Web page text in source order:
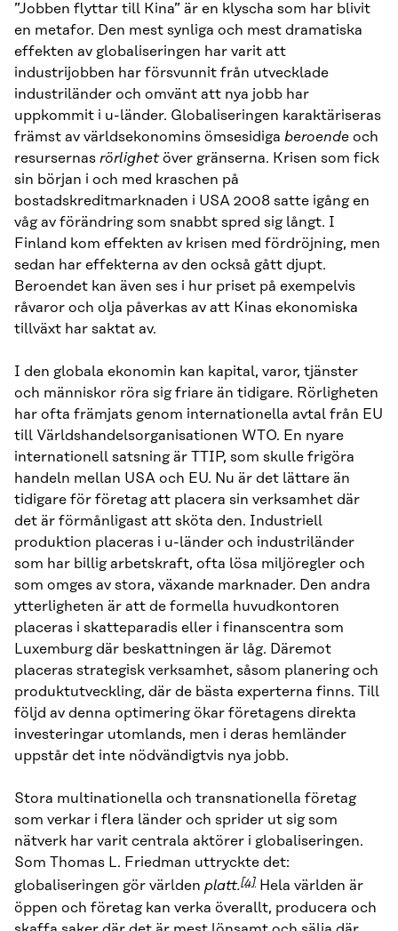
”Jobben flyttar till Kina” är en klyscha som har blivit
en metafor. Den mest synliga och mest dramatiska
effekten av globaliseringen har varit att
industrijobben har försvunnit från utvecklade
industriländer och omvänt att nya jobb har
uppkommit i u-länder. Globaliseringen karaktäriseras
främst av världsekonomins ömsesidiga beroende och
resursernas rörlighetöver gränserna. Krisen som fick
sin början i och med kraschen på
bostadskreditmarknaden i USA 2008 satte igång en
våg av förändring som snabbt spred sig långt. I
Finland kom effekten av krisen med fördröjning, men
sedan har effekterna av den också gått djupt.
Beroendet kan även ses i hur priset på exempelvis
råvaror och olja påverkas av att Kinas ekonomiska
tillväxt har saktat av.
I den globala ekonomin kan kapital, varor, tjänster
och människor röra sig friare än tidigare. Rörligheten
har ofta främjats genom internationella avtal från EU
till Världshandelsorganisationen WTO. En nyare
internationell satsning är TTIP, som skulle frigöra
handeln mellan USA och EU. Nu är det lättare än
tidigare för företag att placera sin verksamhet där
det är förmånligast att sköta den. Industriell
produktion placeras i u-länder och industriländer
som har billig arbetskraft, ofta lösa miljöregler och
som omges av stora, växande marknader. Den andra
ytterligheten är att de formella huvudkontoren
placeras i skatteparadis eller i finanscentra som
Luxemburg där beskattningen är låg. Däremot
placeras strategisk verksamhet, såsom planering och
produktutveckling, där de bästa experterna finns. Till
följd av denna optimering ökar företagens direkta
investeringar utomlands, men i deras hemländer
uppstår det inte nödvändigtvis nya jobb.
Stora multinationella och transnationella företag
som verkar i flera länder och sprider ut sig som
nätverk har varit centrala aktörer i globaliseringen.
Som Thomas L. Friedman uttryckte det:
globaliseringen gör världen platt.[4] Hela världen är
öppen och företag kan verka överallt, producera och